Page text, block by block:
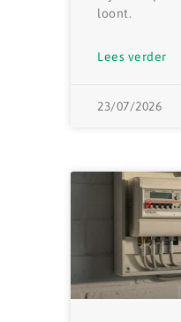
loont.
Lees verder
23/07/2026